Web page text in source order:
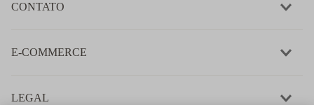
CONTATO
E-COMMERCE
LEGAL